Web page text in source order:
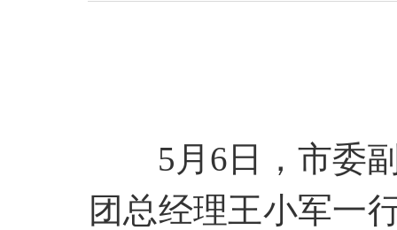
5月6日，市委
团总经理王小军一